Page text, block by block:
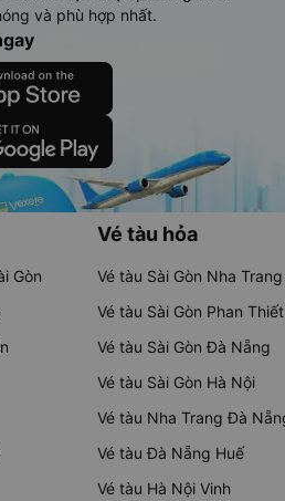
và phù hợp nhất.
Gòn
Vé tàu hỏa
Vé tàu Sài Gòn Nha Trang
Vé tàu Sài Gòn Phan Thiết
Vé tàu Sài Gòn Đà Nẵng
Vé tàu Sài Gòn Hà Nội
Vé tàu Nha Trang Đà
Vé tàu Đà Nẵng Huế
Vé tàu Hà Nội Vinh